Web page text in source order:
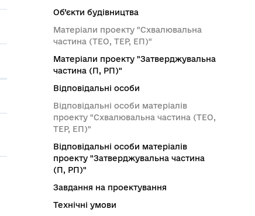
Об’єкти будівництва
Матеріали проекту "Схвалювальна
частина (ТЕО, ТЕР, ЕП)"
Матеріали проекту "Затверджувальна
частина (П, РП)"
Відповідальні особи
Відповідальні особи матеріалів
проекту "Схвалювальна частина (ТЕО,
ТЕР, ЕП)"
Відповідальні особи матеріалів
проекту "Затверджувальна частина
(П, РП)"
Завдання на проектування
Технічні умови